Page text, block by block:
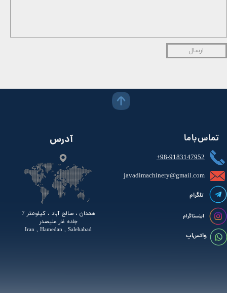
ارسال
+98-9183147952
همدان ، صالح آباد ، کیلومتر 7
جاده غار علیصدر
Iran , Hamedan , Salehabad
آدرس تماس با ما
اینستاگرام
javadimachinery@gmail.com​​​​​​​​
تلگرام
واتس اپ